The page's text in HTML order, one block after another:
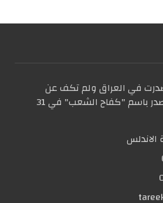
في العراق ولم تكف عن
الصدور. عددها الأول صدر باسم "كفاح الشعب" في 31